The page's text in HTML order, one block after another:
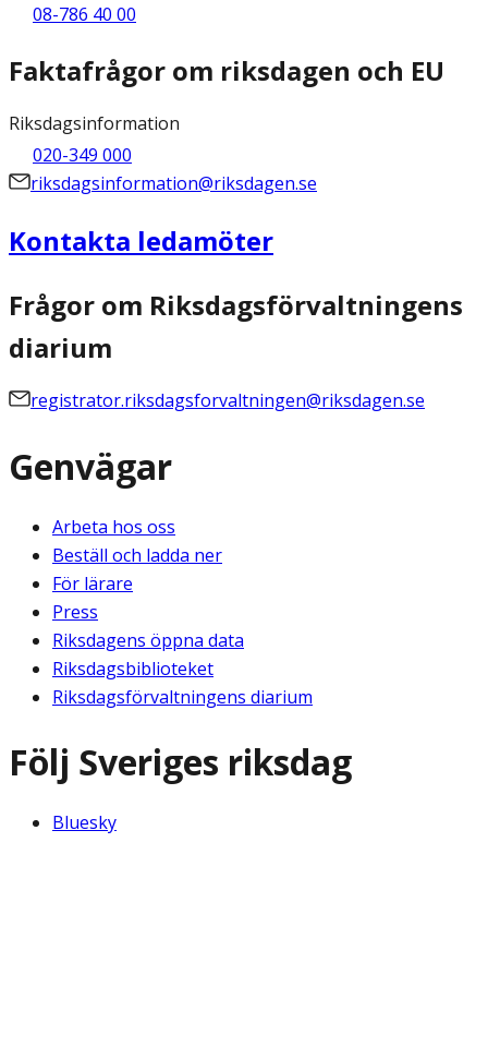
08-786 40 00
Faktafrågor om riksdagen och EU
Riksdagsinformation
020-349 000
riksdagsinformation@riksdagen.se
Kontakta ledamöter
Frågor om Riksdagsförvaltningens
diarium
registrator.riksdagsforvaltningen@riksdagen.se
Genvägar
Arbeta hos oss
Beställ och ladda ner
För lärare
Press
Riksdagens öppna data
Riksdagsbiblioteket
Riksdagsförvaltningens diarium
Följ Sveriges riksdag
Bluesky